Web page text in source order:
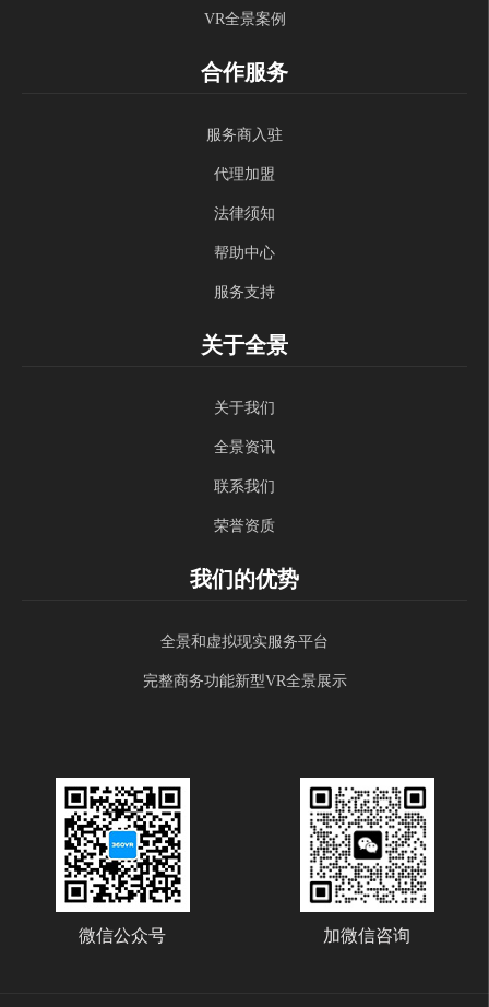
VR全景案例
合作服务
服务商入驻
代理加盟
法律须知
帮助中心
服务支持
关于全景
关于我们
全景资讯
联系我们
荣誉资质
我们的优势
全景和虚拟现实服务平台
完整商务功能新型VR全景展示
微信公众号 加微信咨询